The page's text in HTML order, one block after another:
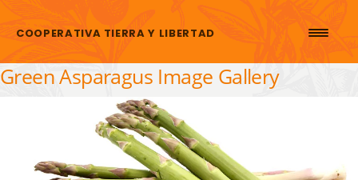
COOPERATIVA TIERRA Y LIBERTAD
Green Asparagus Image Gallery